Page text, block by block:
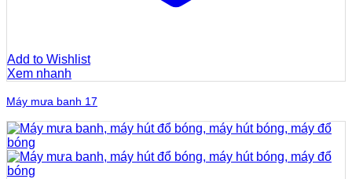
Add to Wishlist
Xem nhanh
Máy mưa banh 17